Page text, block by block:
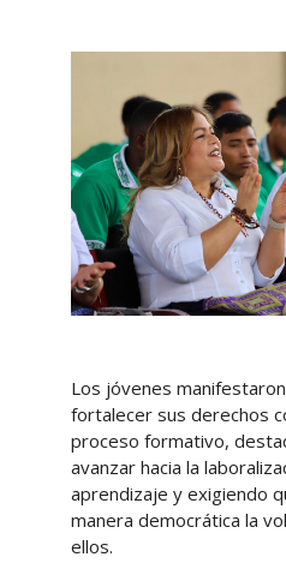
Los jóvenes
fortalecer sus derechos
proceso formativo,
avanzar hacia la
aprendizaje y exigiendo
manera democrática la
ellos.